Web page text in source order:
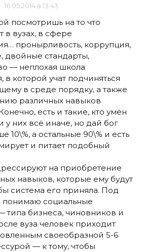
16.05.2014 в 13:43
посмотришь на то что
в вузах, в сфере
пронырливость, коррупция,
двойные стандарты,
— неплохая школа
которой учат подчиняться
в среде порядку, а также
различных навыков
есть и такие, кто умён
у них всё иначе, но дай бог
10\%, а остальные 90\% и есть
и питает подобный
на приобретение
навыков, которые ему будут
система его приняла. Под
понимаю социальные
типа бизнеса, чиновников и
вуза человек приходит
своеобразной 5-6
— к тому, чтобы